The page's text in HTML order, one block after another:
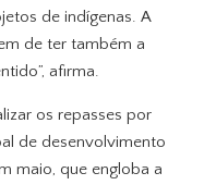
de indígenas. A
de ter também a
afirma.
os repasses por
de desenvolvimento
maio, que engloba a